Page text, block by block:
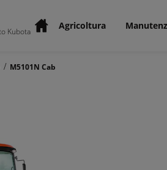
Kubota Agricoltura
/ M5101N Cab